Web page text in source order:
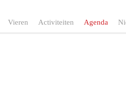
Vieren Activiteiten Agenda